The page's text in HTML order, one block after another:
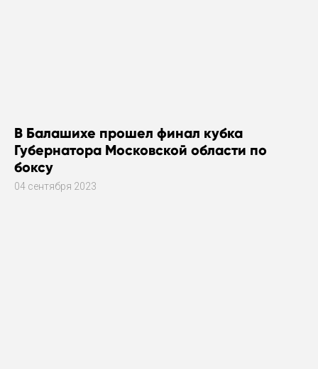
В Балашихе прошел финал кубка
Губернатора Московской области по
боксу
04 сентября 2023